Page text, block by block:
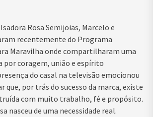
Rosa Semijoias, Marcelo e
recentemente do Programa
Maravilha onde compartilharam uma
por coragem, união e espírito
do casal na televisão emocionou
que, por trás do sucesso da marca, existe
com muito trabalho, fé e propósito.
nasceu de uma necessidade real.